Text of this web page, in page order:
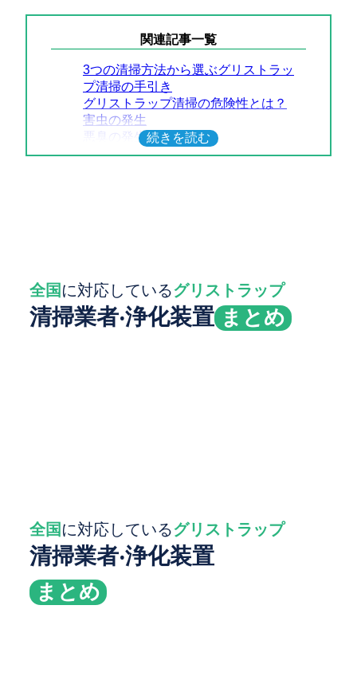
関連記事一覧
3つの清掃方法から選ぶグリストラッ
プ清掃の手引き
グリストラップ清掃の危険性とは？
害虫の発生
悪臭の発生
詰まりの発生
全国 に対応しているグリストラップ
清掃業者‧浄化装置 まとめ
全国 に対応しているグリストラップ
清掃業者‧浄化装置
まとめ